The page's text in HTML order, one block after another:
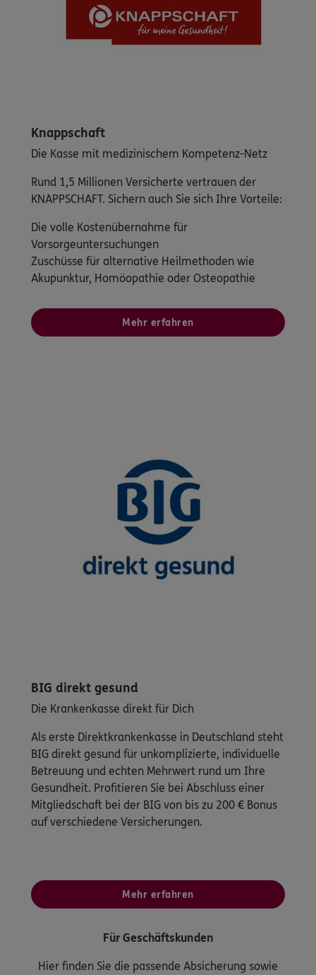
Knappschaft
Die Kasse mit medizinischem Kompetenz-Netz
Rund 1,5 Millionen Versicherte vertrauen der
KNAPPSCHAFT. Sichern auch Sie sich Ihre Vorteile:
Die volle Kostenübernahme für
Vorsorgeuntersuchungen
Zuschüsse für alternative Heilmethoden wie
Akupunktur, Homöopathie oder Osteopathie
Mehr erfahren
BIG direkt gesund
Die Krankenkasse direkt für Dich
Als erste Direktkrankenkasse in Deutschland steht
BIG direkt gesund für unkomplizierte, individuelle
Betreuung und echten Mehrwert rund um Ihre
Gesundheit. Profitieren Sie bei Abschluss einer
Mitgliedschaft bei der BIG von bis zu 200 € Bonus
auf verschiedene Versicherungen.
Mehr erfahren
Für Geschäftskunden
Hier finden Sie die passende Absicherung sowie